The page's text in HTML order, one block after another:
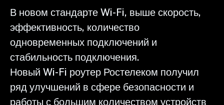
В новом стандарте Wi-Fi, выше скорость,
эффективность, количество
одновременных подключений и
стабильность подключения.
Новый Wi-Fi роутер Ростелеком получил
ряд улучшений в сфере безопасности и
работы с большим количеством устройств